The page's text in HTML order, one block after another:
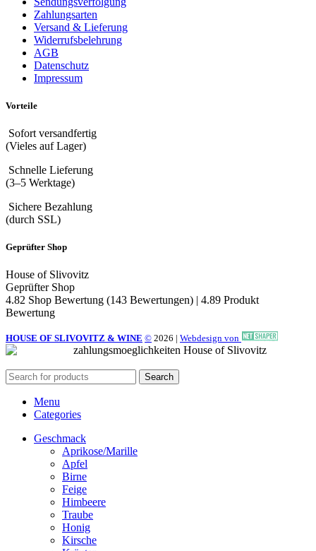
Zahlungsarten
Versand & Lieferung
Widerrufsbelehrung
AGB
Datenschutz
Impressum
Vorteile
Sofort versandfertig
(Vieles auf Lager)
Schnelle Lieferung
(3–5 Werktage)
Sichere Bezahlung
(durch SSL)
Geprüfter Shop
House of Slivovitz
Geprüfter Shop
4.82 Shop Bewertung (143 Bewertungen)
4.89 Produkt
Bewertung
HOUSE OF SLIVOVITZ & WINE © 2026 | Webdesign von
Search
Menu
Categories
Geschmack
Aprikose/Marille
Apfel
Birne
Feige
Himbeere
Traube
Honig
Kirsche